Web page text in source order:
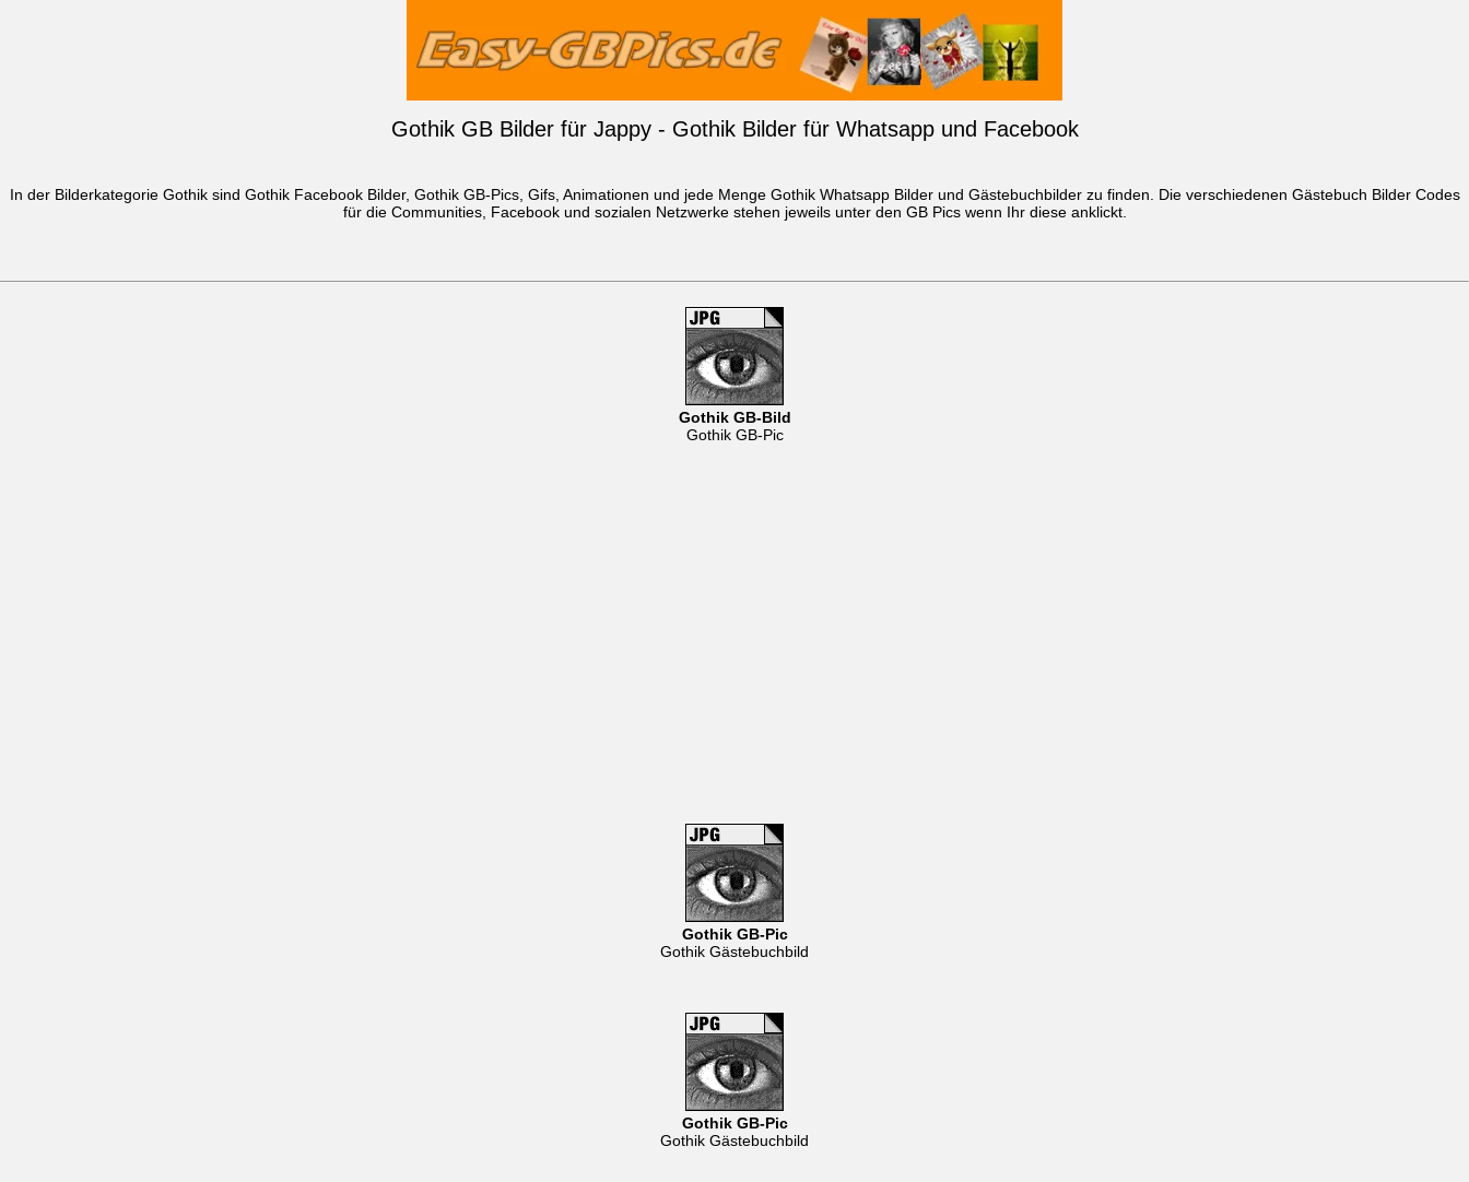
Gothik GB Bilder für Jappy - Gothik Bilder für Whatsapp und Facebook
In der Bilderkategorie Gothik sind Gothik Facebook Bilder, Gothik GB-Pics, Gifs, Animationen und jede Menge Gothik Whatsapp Bilderund Gästebuchbilder zu finden. Die verschiedenen Gästebuch Bilder Codes
für die Communities, Facebook und sozialen Netzwerke stehen jeweils unter den GB Pics wenn Ihr diese anklickt.
Gothik GB-Bild
Gothik GB-Pic
Gothik GB-Pic
Gothik Gästebuchbild
Gothik GB-Pic
Gothik Gästebuchbild